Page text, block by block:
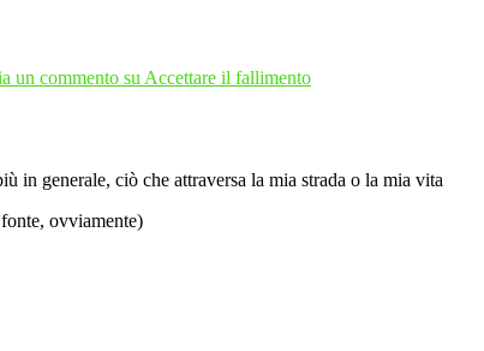
un commento su Accettare il fallimento
in generale, ciò che attraversa la mia strada o la mia vita
ovviamente)